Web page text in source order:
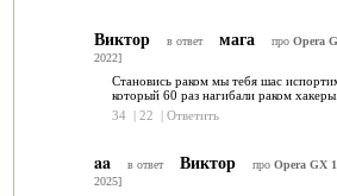
Виктор в ответ мага про Opera
2022]
Становись раком мы тебя шас
который 60 раз нагибали раком хакеры.
34
22 Ответить
aa в ответ Виктор про Opera GX
2025]